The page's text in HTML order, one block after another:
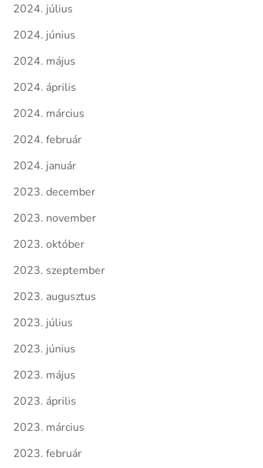
2024. július
2024. június
2024. május
2024. április
2024. március
2024. február
2024. január
2023. december
2023. november
2023. október
2023. szeptember
2023. augusztus
2023. július
2023. június
2023. május
2023. április
2023. március
2023. február